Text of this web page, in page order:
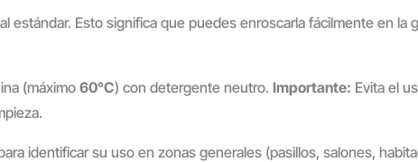
estándar. Esto significa que puedes enroscarla fácilmente en la
(máximo 60°C) con detergente neutro. Importante: Evita el
identificar su uso en zonas generales (pasillos, salones,